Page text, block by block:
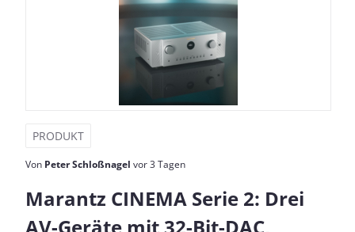
PRODUKT
Von Peter Schloßnagel vor 3 Tagen
Marantz CINEMA Serie 2: Drei
AV-Geräte mit 32-Bit-DAC,